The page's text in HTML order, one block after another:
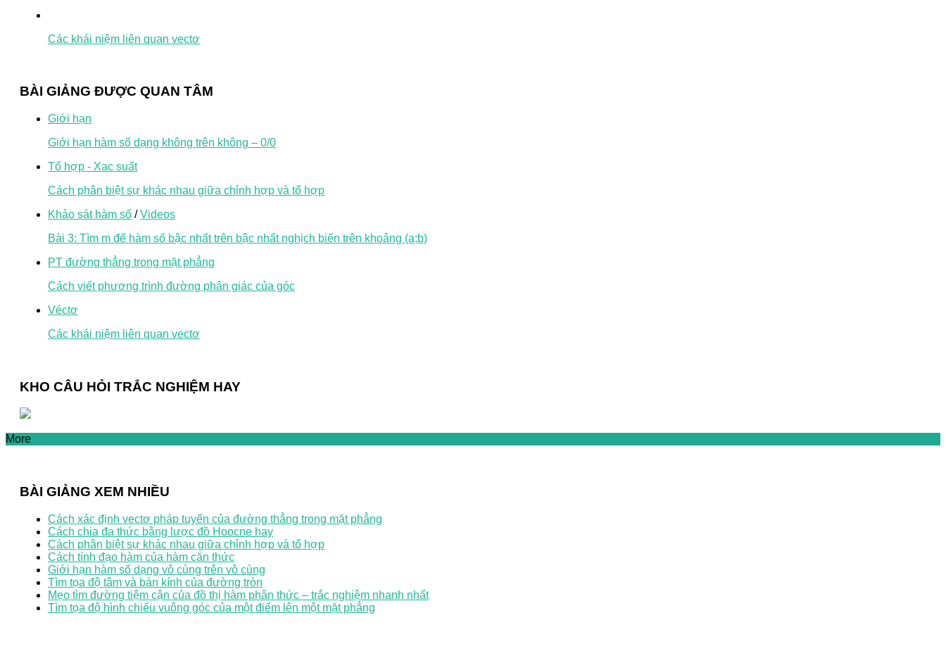
Các khái niệm liên quan vectơ
BÀI GIẢNG ĐƯỢC QUAN TÂM
Giới hạn
Giới hạn hàm số dạng không trên không – 0/0
Tổ hợp - Xac suất
Cách phân biệt sự khác nhau giữa chỉnh hợp và tổ hợp
Khảo sát hàm số /Videos
Bài 3: Tìm m để hàm số bậc nhất trên bậc nhất nghịch biến trên khoảng (a;b)
PT đường thẳng trong mặt phẳng
Cách viết phương trình đường phân giác của góc
Véctơ
Các khái niệm liên quan vectơ
KHO CÂU HỎI TRẮC NGHIỆM HAY
More
BÀI GIẢNG XEM NHIỀU
Cách xác định vectơ pháp tuyến của đường thẳng trong mặt phẳng
Cách chia đa thức bằng lược đồ Hoocne hay
Cách phân biệt sự khác nhau giữa chỉnh hợp và tổ hợp
Cách tính đạo hàm của hàm căn thức
Giới hạn hàm số dạng vô cùng trên vô cùng
Tìm tọa độ tâm và bán kính của đường tròn
Mẹo tìm đường tiệm cận của đồ thị hàm phân thức – trắc nghiệm nhanh nhất
Tìm tọa độ hình chiếu vuông góc của một điểm lên một mặt phẳng